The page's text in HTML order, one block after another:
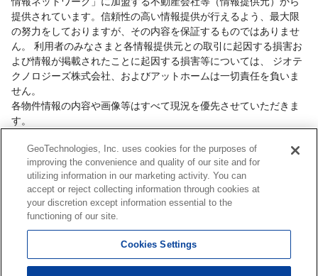
提供されています。信頼性の高い情報提供が行えるよう、最大限
の努力をしておりますが、その内容を保証するものではありませ
ん。 利用者のみなさまと各情報提供元との取引に起因する損害お
よび情報が掲載されたことに起因する損害等については、 ジオテ
クノロジーズ株式会社、およびアットホームは一切責任を負いま
せん。
各物件情報の内容や画像等はすべて現況を優先させていただきま
す。
容や契約条件等について、 各情報提供元より十分な説明を受け、
ご自身でご確認の上、判断してください。
このコーナーへの物件情報のご掲載、その他不動産業務ソリュー
ション等についての不動産会社様のお問合せはこちら からお願い
いたします。
GeoTechnologies, Inc. uses cookies for the purposes of
improving the convenience and quality of our site and for
utilizing information in our marketing activity. You can
accept or reject collecting information through cookies at
your discretion except information essential to the
functioning of our site.
Cookies Settings